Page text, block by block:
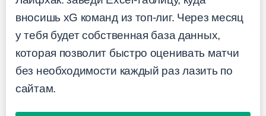
вносишь xG команд из топ-лиг. Через месяц
у тебя будет собственная база данных,
которая позволит быстро оценивать матчи
без необходимости каждый раз лазить по
сайтам.